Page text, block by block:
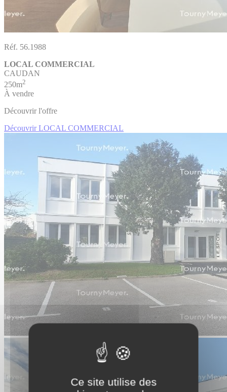
Ce site utilise des
Réf. 56.1988
LOCAL COMMERCIAL
CAUDAN
250m2
À vendre
Découvrir l'offre
Découvrir LOCAL COMMERCIAL